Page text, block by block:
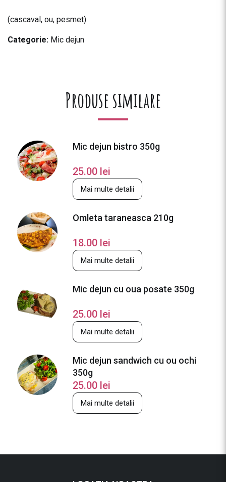
(cascaval, ou, pesmet)
Categorie: Mic dejun
Produse similare
Mic dejun bistro 350g
25.00 lei
Mai multe detalii
Omleta taraneasca 210g
18.00 lei
Mai multe detalii
Mic dejun cu oua posate 350g
25.00 lei
Mai multe detalii
Mic dejun sandwich cu ou ochi
350g
25.00 lei
Mai multe detalii